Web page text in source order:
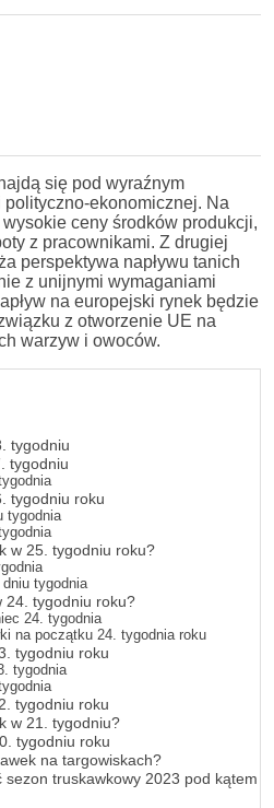
się pod wyraźnym
ekonomicznej. Na
ceny środków produkcji,
z pracownikami. Z drugiej
perspektywa napływu tanich
z unijnymi wymaganiami
na europejski rynek będzie
z otworzenie UE na
warzyw i owoców.
tygodniu
tygodniu
tygodniu roku
tygodnia
w 25. tygodniu roku?
tygodnia
24. tygodniu roku?
24. tygodnia
na początku 24. tygodnia roku
tygodniu roku
tygodnia
tygodniu roku
w 21. tygodniu?
tygodniu roku
na targowiskach?
sezon truskawkowy 2023 pod kątem